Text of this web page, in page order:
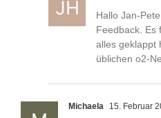
Hallo Jan-
Feedback. Es
alles geklappt
üblichen o2-
Michaela 15. Februar